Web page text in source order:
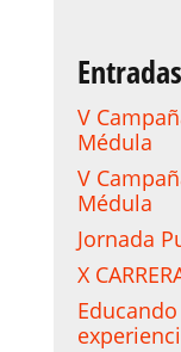
V
Médula
V
Médula
Jornada
X